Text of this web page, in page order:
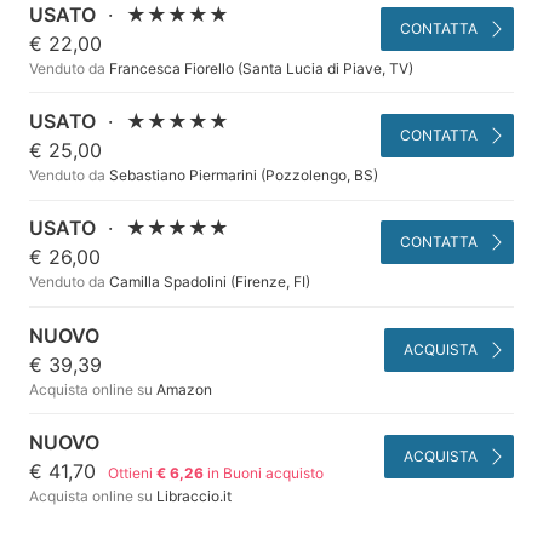
USATO ·
★★★★★
€ 22,00
Venduto da Francesca Fiorello (Santa Lucia di Piave, TV)
CONTATTA
USATO ·
★★★★★
€ 25,00
Venduto da Sebastiano Piermarini (Pozzolengo, BS)
CONTATTA
USATO ·
★★★★★
€ 26,00
Venduto da Camilla Spadolini (Firenze, FI)
CONTATTA
NUOVO
€ 39,39
Acquista online su Amazon
ACQUISTA
NUOVO
€ 41,70
Ottieni€ 6,26 in Buoni acquisto
Acquista online su Libraccio.it
ACQUISTA